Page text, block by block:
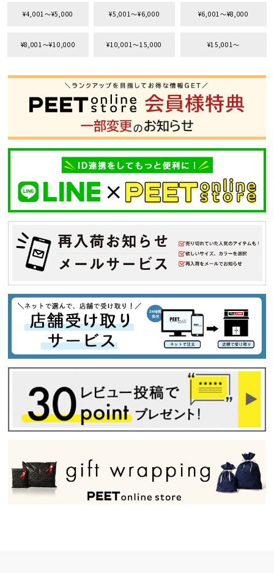
¥4,001〜¥5,000 ¥5,001〜¥6,000 ¥6,001〜¥8,000
¥8,001〜¥10,000 ¥10,001〜15,000 ¥15,001〜